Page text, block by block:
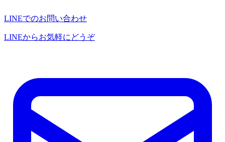
LINEでのお問い合わせ
LINEからお気軽にどうぞ